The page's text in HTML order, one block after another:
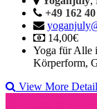
+49 162
14,00€
Yoga für Alle
Körperform,
View More Detail